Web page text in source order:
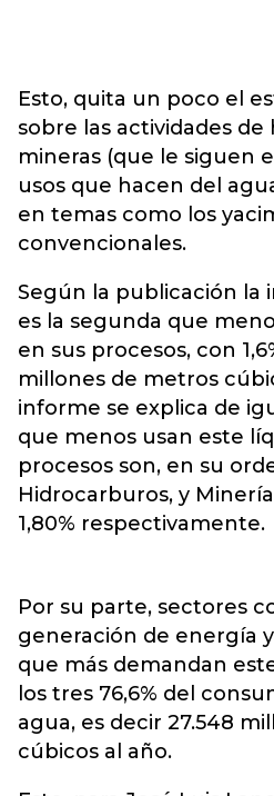
Esto, quita un poco el
sobre las actividades
mineras (que le siguen
usos que hacen del
en temas como los
convencionales.
Según la publicación la
es la segunda que
en sus procesos, con
millones de metros
informe se explica de
que menos usan este
procesos son, en su
Hidrocarburos, y Minería
1,80% respectivamente.
Por su parte, sectores
generación de energía
que más demandan
los tres 76,6% del
agua, es decir 27.548
cúbicos al año.